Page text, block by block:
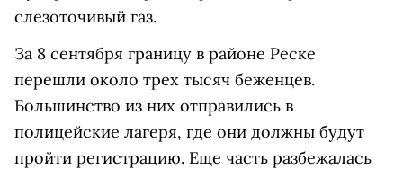
слезоточивый газ.
За 8 сентября границу в районе Реске
перешли около трех тысяч беженцев.
Большинство из них отправились в
полицейские лагеря, где они должны будут
пройти регистрацию. Еще часть разбежалась